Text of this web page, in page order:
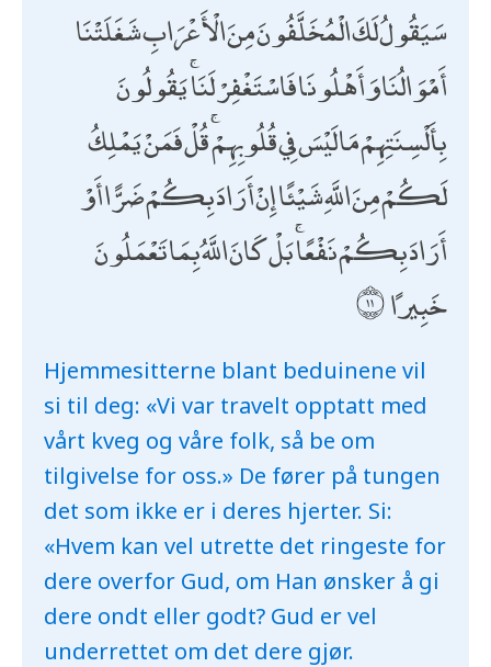
سَيَقُولُ لَكَ الْمُخَلَّفُونَ مِنَ الْأَعْرَابِ شَغَلَتْنَا
أَمْوَالُنَا وَأَهْلُونَا فَاسْتَغْفِرْ لَنَا ۚ يَقُولُونَ
بِأَلْسِنَتِهِمْ مَا لَيْسَ فِي قُلُوبِهِمْ ۚ قُلْ فَمَنْ يَمْلِكُ
لَكُمْ مِنَ اللَّهِ شَيْئًا إِنْ أَرَادَ بِكُمْ ضَرًّا أَوْ
أَرَادَ بِكُمْ نَفْعًا ۚ بَلْ كَانَ اللَّهُ بِمَا تَعْمَلُونَ
خَبِيرًا
Hjemmesitterne blant beduinene vil
si til deg: «Vi var travelt opptatt med
vårt kveg og våre folk, så be om
tilgivelse for oss.» De fører på tungen
det som ikke er i deres hjerter. Si:
«Hvem kan vel utrette det ringeste for
dere overfor Gud, om Han ønsker å gi
dere ondt eller godt? Gud er vel
underrettet om det dere gjør.